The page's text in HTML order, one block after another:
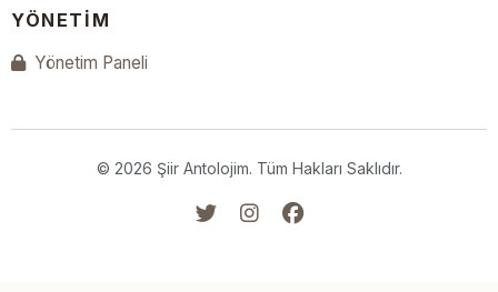
YÖNETIM
Yönetim Paneli
© 2026 Şiir Antolojim. Tüm Hakları Saklıdır.